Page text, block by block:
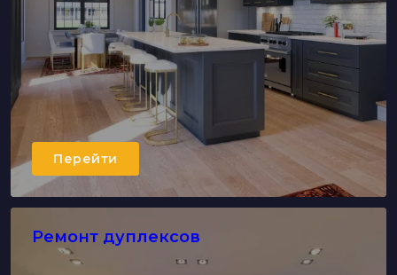
Перейти
Ремонт дуплексов